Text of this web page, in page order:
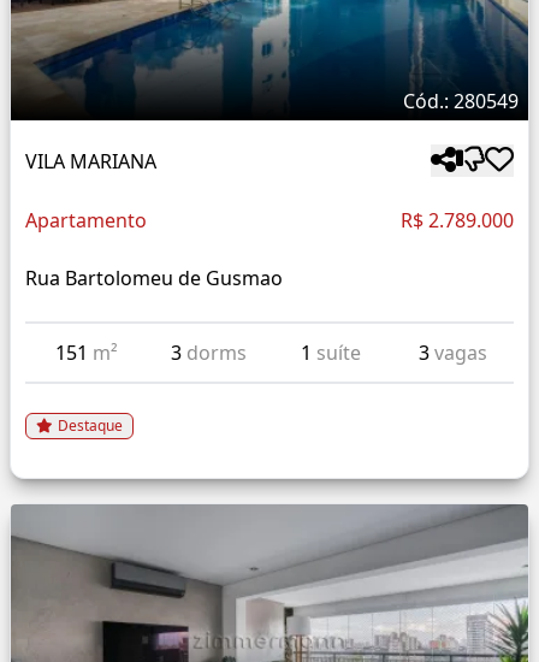
Cód.: 280549
VILA MARIANA
Apartamento R$ 2.789.000
Rua Bartolomeu de Gusmao
151 m² 3 dorms 1 suíte 3vagas
Destaque